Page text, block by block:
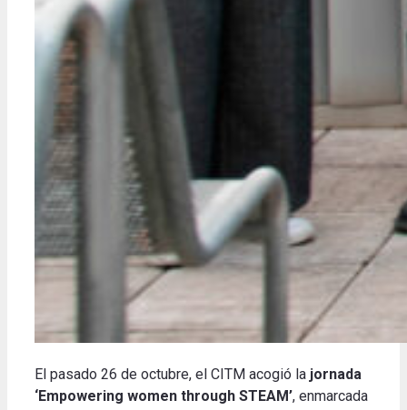
El pasado 26 de octubre, el CITM acogió la jornada
‘Empowering women through STEAM’, enmarcada